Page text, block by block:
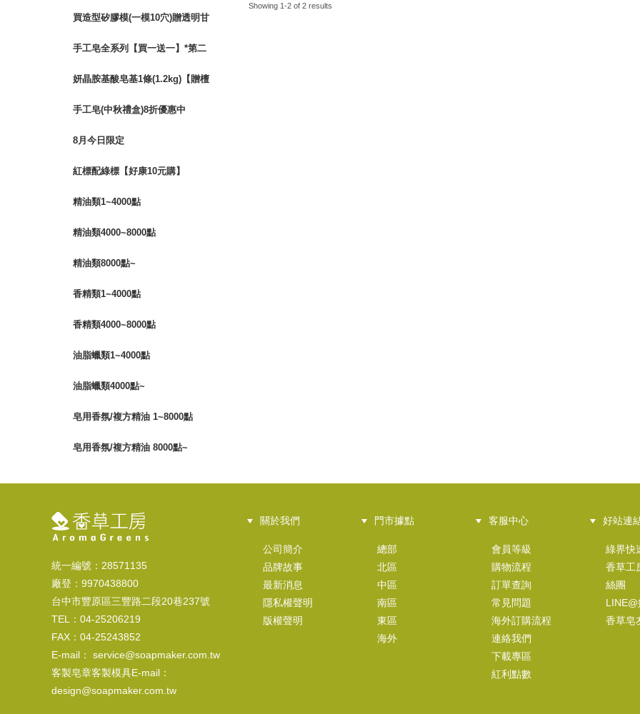
買造型矽膠模(一模10穴)贈透明甘
手工皂全系列【買一送一】*第二
妍晶胺基酸皂基1條(1.2kg)【贈檀
手工皂(中秋禮盒)8折優惠中
8月今日限定
紅標配綠標【好康10元購】
精油類1~4000點
精油類4000~8000點
精油類8000點~
香精類1~4000點
香精類4000~8000點
油脂蠟類1~4000點
油脂蠟類4000點~
皂用香氛/複方精油 1~8000點
皂用香氛/複方精油 8000點~
Showing 1-2 of 2 results
統一編號：28571135
廠登：9970438800
台中市豐原區三豐路二段20巷237號
TEL：04-25206219
FAX：04-25243852
E-mail： service@soapmaker.com.tw
客製皂章客製模具E-mail：
design@soapmaker.com.tw
關於我們
公司簡介
品牌故事
最新消息
隱私權聲明
版權聲明
門市據點
總部
北區
中區
南區
東區
海外
客服中心
會員等級
購物流程
訂單查詢
常見問題
海外訂購流程
連絡我們
下載專區
紅利點數
好站連
綠界快
香草工
絲團
香草皂